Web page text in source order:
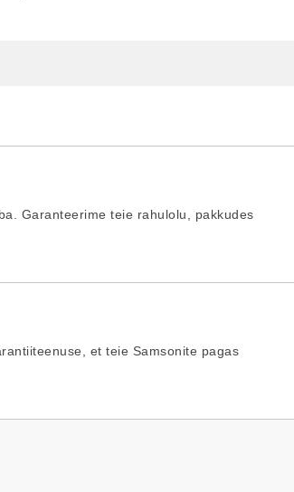
Garanteerime teie rahulolu, pakkudes
et teie Samsonite pagas